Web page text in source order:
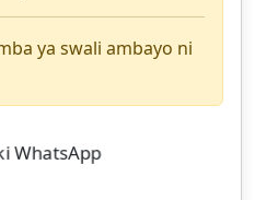
ya swali ambayo ni
WhatsApp